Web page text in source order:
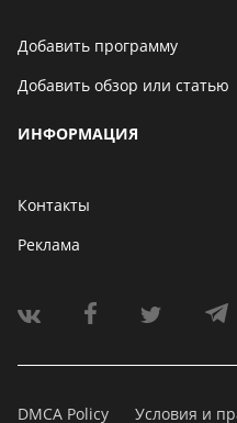
Добавить программу
Добавить обзор или статью
ИНФОРМАЦИЯ
Контакты
Реклама
DMCA Policy Условия и